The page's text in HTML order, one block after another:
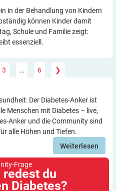
in der Behandlung von Kindern
können Kinder damit
Schule und Familie zeigt:
essenziell.
3 … 6 ❯
Der Diabetes-Anker ist
Menschen mit Diabetes – live,
Anker und die Community sind
alle Höhen und Tiefen.
Weiterlesen
Frage
du
Diabetes?